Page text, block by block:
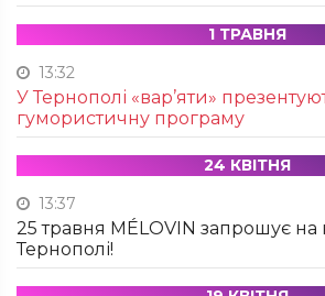
1 ТРАВНЯ
13:32
У Тернополі «вар’яти»
гумористичну програму
24 КВІТНЯ
13:37
25 травня MÉLOVIN запрошує на
Тернополі!